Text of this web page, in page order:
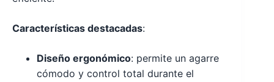
Características destacadas:
Diseño ergonómico: permite un agarre
cómodo y control total durante el